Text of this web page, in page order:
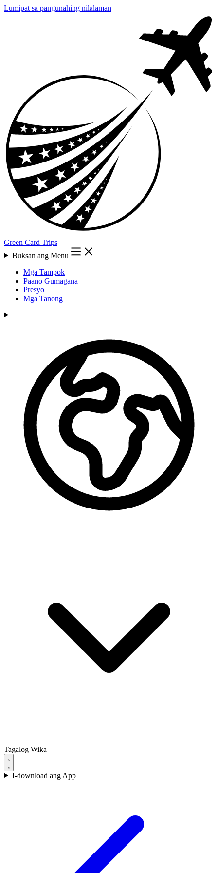
Lumipat sa pangunahing nilalaman
Green Card Trips
Buksan ang Menu
Mga Tampok
Paano Gumagana
Presyo
Mga Tanong
Tagalog Wika
I-download ang App